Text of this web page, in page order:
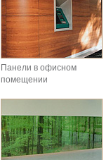
Панели в офисном
помещении